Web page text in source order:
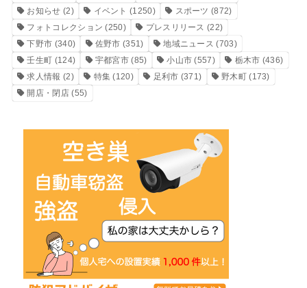
お知らせ (2) イベント (1250) スポーツ (872)
フォトコレクション (250) プレスリリース (22)
下野市 (340) 佐野市 (351) 地域ニュース (703)
壬生町 (124) 宇都宮市 (85) 小山市 (557) 栃木市 (436)
求人情報 (2) 特集 (120) 足利市 (371) 野木町(173)
開店・閉店(55)